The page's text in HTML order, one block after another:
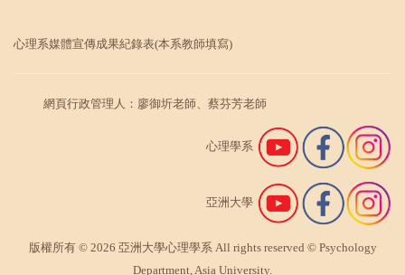
心理系媒體宣傳成果紀錄表(本系教師填寫)
網頁行政管理人：廖御圻老師、蔡芬芳老師
心理學系
亞洲大學
版權所有 © 2026 亞洲大學心理學系 All rights reserved © Psychology
Department, Asia University.